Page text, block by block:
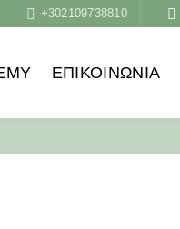
+302109738810
ΕΠΙΚΟΙΝΩΝΙΑ